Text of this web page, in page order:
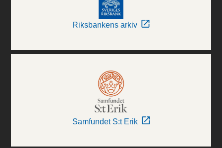
Riksbankens arkiv
Samfundet S:t Erik